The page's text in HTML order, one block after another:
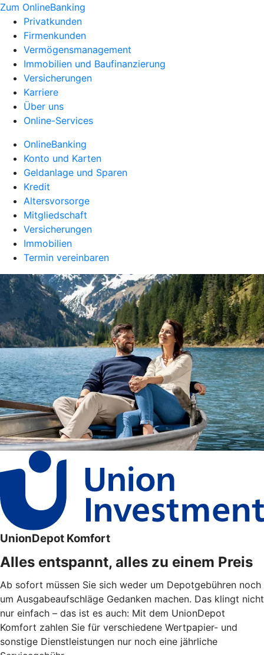
Zum OnlineBanking
Privatkunden
Firmenkunden
Vermögensmanagement
Immobilien und Baufinanzierung
Versicherungen
Karriere
Über uns
Online-Services
OnlineBanking
Konto und Karten
Geldanlage und Sparen
Kredit
Altersvorsorge
Mitgliedschaft
Versicherungen
Immobilien
Termin vereinbaren
UnionDepot Komfort
Alles entspannt, alles zu einem Preis
Ab sofort müssen Sie sich weder um Depotgebühren noch
um Ausgabeaufschläge Gedanken machen. Das klingt nicht
nur einfach – das ist es auch: Mit dem UnionDepot
Komfort zahlen Sie für verschiedene Wertpapier- und
sonstige Dienstleistungen nur noch eine jährliche